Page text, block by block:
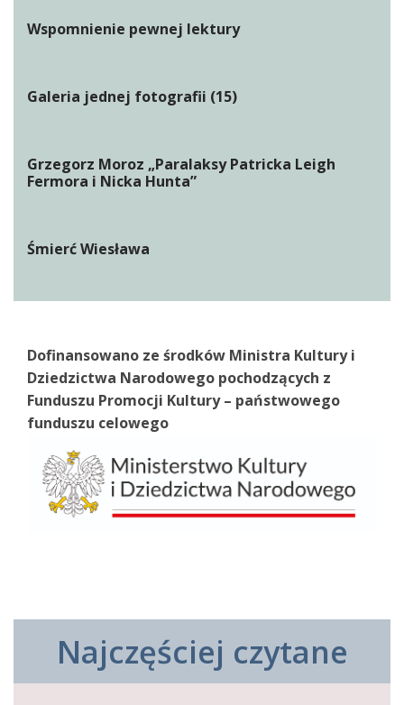
Wspomnienie pewnej lektury
Galeria jednej fotografii (15)
Grzegorz Moroz „Paralaksy Patricka Leigh
Fermora i Nicka Hunta”
Śmierć Wiesława
Dofinansowano ze środków Ministra Kultury i
Dziedzictwa Narodowego pochodzących z
Funduszu Promocji Kultury – państwowego
funduszu celowego
Najczęściej czytane